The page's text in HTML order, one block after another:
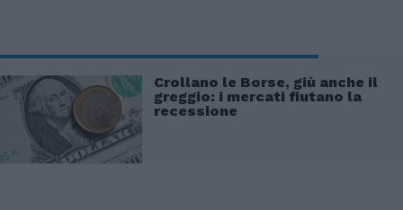
Crollano le Borse, giù anche il
greggio: i mercati fiutano la
recessione